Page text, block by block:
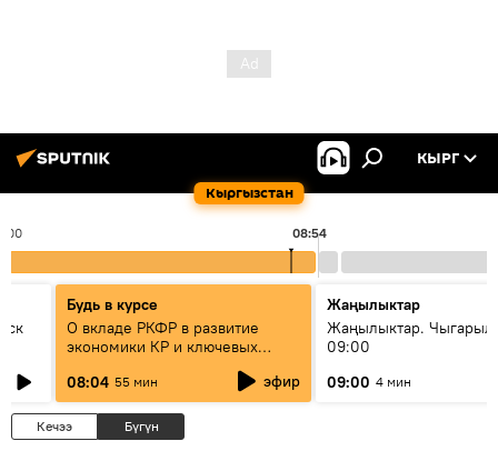
Кыргызстан
КЫРГ
08:54
Будь в курсе
О вкладе РКФР в развитие
экономики КР и ключевых
08:04 55 мин эфир
Жаңылыктар
Жаңылыктар.
09:00
09:00 4 мин
Кечээ Бүгүн